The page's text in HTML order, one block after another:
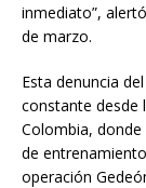
inmediato”,
de marzo.
Esta denuncia
constante desde
Colombia,
de
operación